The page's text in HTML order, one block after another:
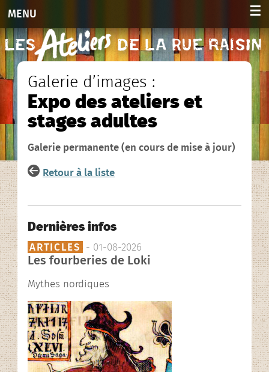
MENU ☰
Accueil
Activités
Adultes 2026-2027
Enfants et ados 2026-2027
Agenda
Infos et contacts
L’association
Rencontres contées
En images…
Galerie d’images :
Expo des ateliers et
stages adultes
Galerie permanente (en cours de mise à jour)
Retour à la liste
Dernières infos
ARTICLES - 01-08-2026
Les fourberies de Loki
Mythes nordiques